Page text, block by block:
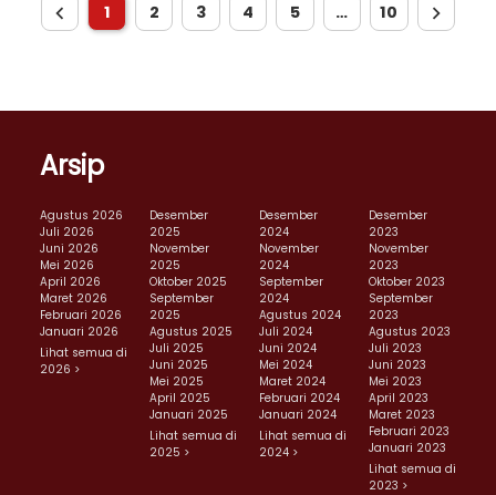
1 2 3 4 5 … 10
Arsip
Agustus 2026
Juli 2026
Juni 2026
Mei 2026
April 2026
Maret 2026
Februari 2026
Januari 2026
Lihat semua di
2026 >
Desember
2025
November
2025
Oktober 2025
September
2025
Agustus 2025
Juli 2025
Juni 2025
Mei 2025
April 2025
Januari 2025
Lihat semua di
2025 >
Desember
2024
November
2024
September
2024
Agustus 2024
Juli 2024
Juni 2024
Mei 2024
Maret 2024
Februari 2024
Januari 2024
Lihat semua di
2024 >
Desember
2023
November
2023
Oktober 2023
September
2023
Agustus 2023
Juli 2023
Juni 2023
Mei 2023
April 2023
Maret 2023
Februari 2023
Januari 2023
Lihat semua di
2023 >